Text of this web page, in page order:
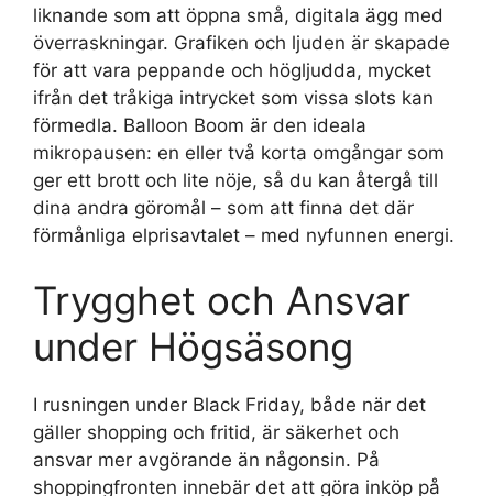
liknande som att öppna små, digitala ägg med
överraskningar. Grafiken och ljuden är skapade
för att vara peppande och högljudda, mycket
ifrån det tråkiga intrycket som vissa slots kan
förmedla. Balloon Boom är den ideala
mikropausen: en eller två korta omgångar som
ger ett brott och lite nöje, så du kan återgå till
dina andra göromål – som att finna det där
förmånliga elprisavtalet – med nyfunnen energi.
Trygghet och Ansvar
under Högsäsong
I rusningen under Black Friday, både när det
gäller shopping och fritid, är säkerhet och
ansvar mer avgörande än någonsin. På
shoppingfronten innebär det att göra inköp på